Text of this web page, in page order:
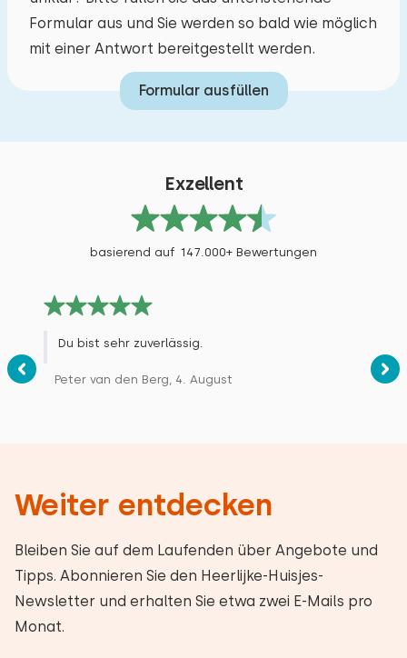
Formular aus und Sie werden so bald wie möglich
mit einer Antwort bereitgestellt werden.
Formular ausfüllen
den Töpfen. Vor der Eingangstür sollte eine
Matte/ein Lappen ausgelegt werden, um nasse
Exzellent
basierend auf 147.000+ Bewertungen
Du bist sehr zuverlässig.
Peter van den Berg, 4. August
Weiter entdecken
Bleiben Sie auf dem Laufenden über Angebote und
Tipps. Abonnieren Sie den Heerlijke-Huisjes-
Newsletter und erhalten Sie etwa zwei E-Mails pro
Monat.